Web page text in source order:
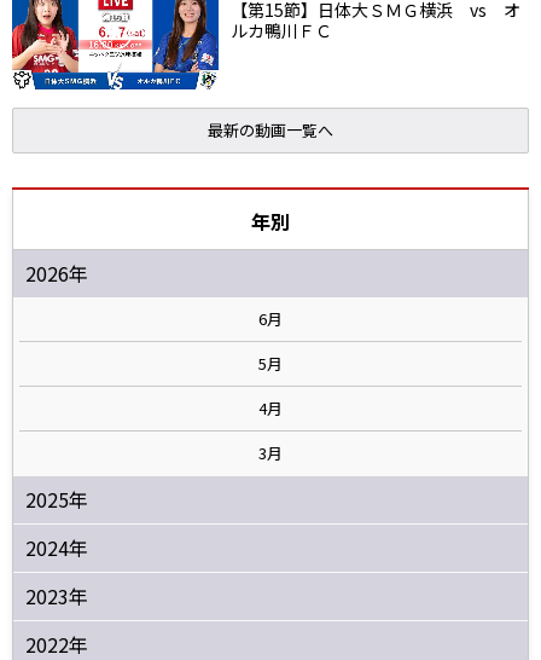
【第15節】日体大ＳＭＧ横浜 vs オ
ルカ鴨川ＦＣ
最新の動画一覧へ
年別
2026年
6月
5月
4月
3月
2025年
2024年
2023年
2022年